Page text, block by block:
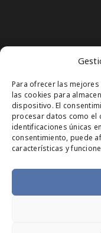
Para ofrecer las
las cookies para
dispositivo. El
procesar datos como el
identificaciones únicas
consentimiento, puede
características y